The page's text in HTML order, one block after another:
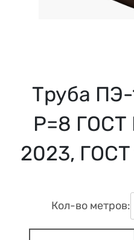
Труба ПЭ-
Р=8 ГОСТ
2023,
Кол-во метров: